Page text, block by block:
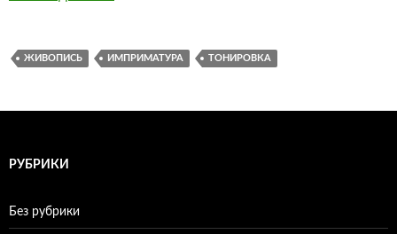
ЖИВОПИСЬ ИМПРИМАТУРА ТОНИРОВКА
РУБРИКИ
Без рубрики